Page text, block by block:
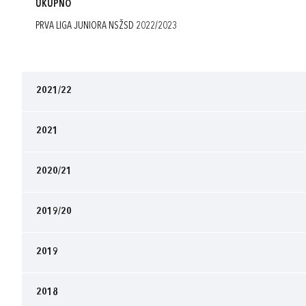
UKUPNO
PRVA LIGA JUNIORA NSŽSD 2022/2023
2021/22
2021
2020/21
2019/20
2019
2018